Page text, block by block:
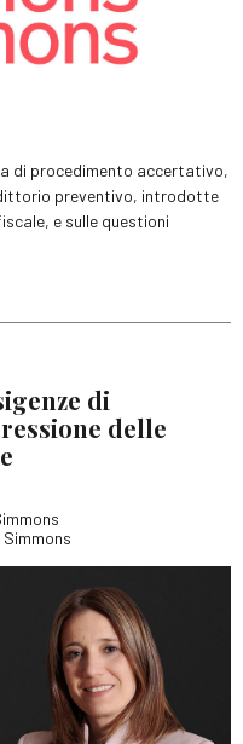
di procedimento accertativo,
preventivo, introdotte
e sulle questioni
di
delle